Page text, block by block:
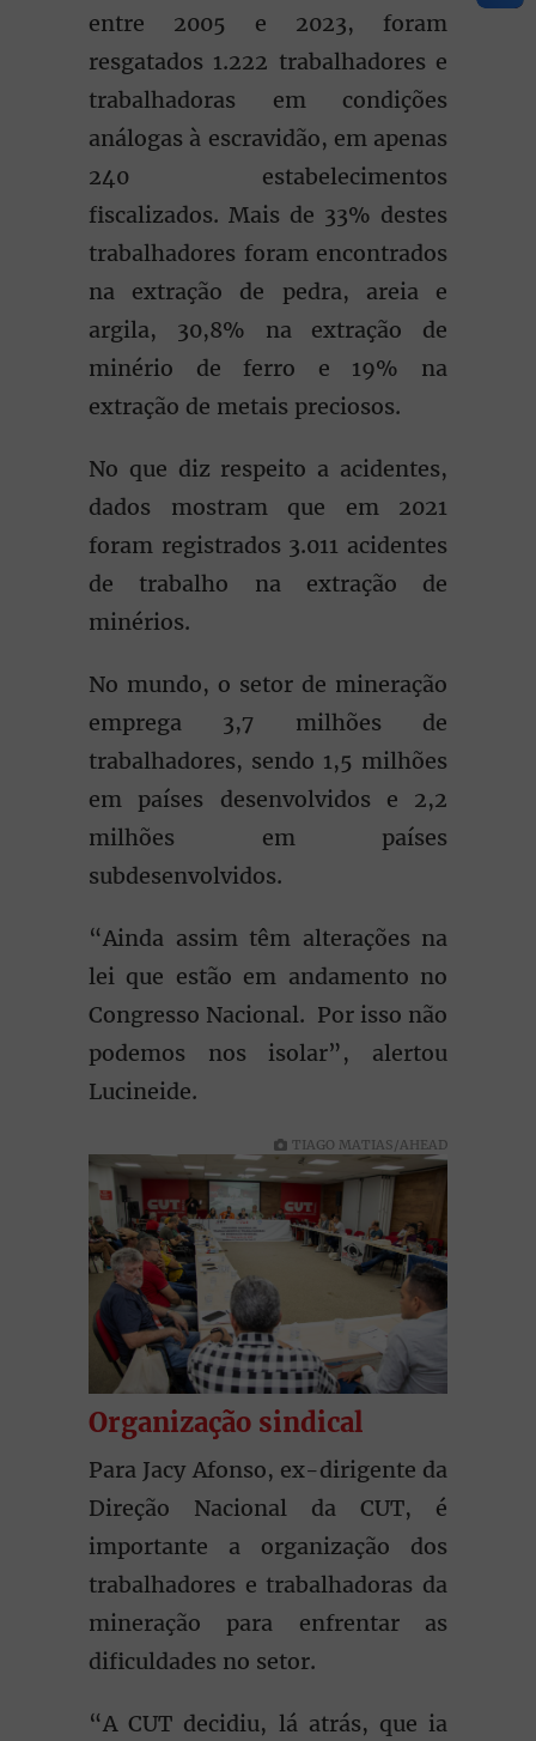
entre 2005 e 2023, foram
resgatados 1.222 trabalhadores e
trabalhadoras em condições
análogas à escravidão, em apenas
240 estabelecimentos
fiscalizados. Mais de 33% destes
trabalhadores foram encontrados
na extração de pedra, areia e
argila, 30,8% na extração de
minério de ferro e 19% na
extração de metais preciosos.
No que diz respeito a acidentes,
dados mostram que em 2021
foram registrados 3.011 acidentes
de trabalho na extração de
minérios.
No mundo, o setor de mineração
emprega 3,7 milhões de
trabalhadores, sendo 1,5 milhões
em países desenvolvidos e 2,2
milhões em países
subdesenvolvidos.
“Ainda assim têm alterações na
lei que estão em andamento no
Congresso Nacional. Por isso não
podemos nos isolar”, alertou
Lucineide.
TIAGO MATIAS/AHEAD
Organização sindical
Para Jacy Afonso, ex-dirigente da
Direção Nacional da CUT, é
importante a organização dos
trabalhadores e trabalhadoras da
mineração para enfrentar as
dificuldades no setor.
“A CUT decidiu, lá atrás, que ia